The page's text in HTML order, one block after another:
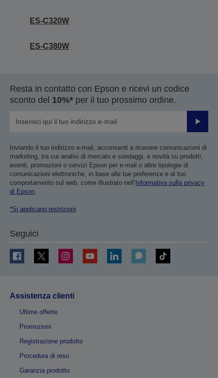
ES-C320W
ES-C380W
Resta in contatto con Epson e ricevi un codice
sconto del 10%* per il tuo prossimo ordine.
Invia
Inviando il tuo indirizzo e-mail, acconsenti a ricevere comunicazioni di
marketing, tra cui analisi di mercato e sondaggi, e novità su prodotti,
eventi, promozioni o servizi Epson per e-mail o altre tipologie di
comunicazioni elettroniche, in base alle tue preferenze e al tuo
comportamento sul web, come illustrato nell’ Informativa sulla privacy
di Epson.
*Si applicano restrizioni
Seguici
Assistenza clienti
Ultime offerte
Promozioni
Registrazione prodotto
Procedura di reso
Garanzia prodotto